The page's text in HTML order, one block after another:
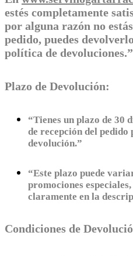
estés completamente
por alguna razón no
pedido, puedes
política de devoluciones.”
Plazo de Devolución:
“Tienes un plazo de 30
de recepción del
devolución.”
“Este plazo puede
promociones
claramente en la
Condiciones de